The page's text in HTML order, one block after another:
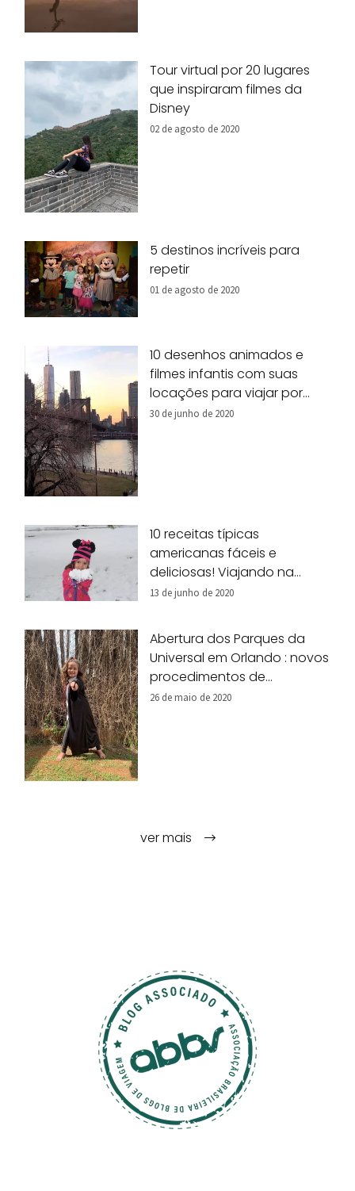
Tour virtual por 20 lugares
que inspiraram filmes da
Disney
02 de agosto de 2020
5 destinos incríveis para
repetir
01 de agosto de 2020
10 desenhos animados e
filmes infantis com suas
locações para viajar por
Nova York!
30 de junho de 2020
10 receitas típicas
americanas fáceis e
deliciosas! Viajando na
nossa cozinha!
13 de junho de 2020
Abertura dos Parques da
Universal em Orlando : novos
procedimentos de
segurança
26 de maio de 2020
ver mais